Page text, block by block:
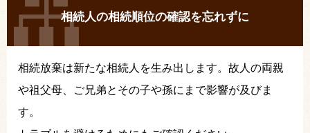
相続人の相続順位の確認を忘れずに
相続放棄は新たな相続人を生み出します。故人の両親
や祖父母、ご兄弟とその子や孫にまで影響が及びま
す。